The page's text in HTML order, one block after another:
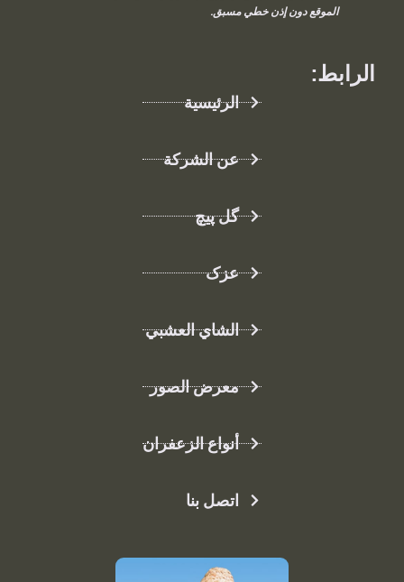
الرابط:
الرئيسية
عن الشركة
گل پیچ
عزک
الشاي العشبي
معرض الصور
أنواع الزعفران
اتصل بنا
الموقع دون إذن خطي مسبق.